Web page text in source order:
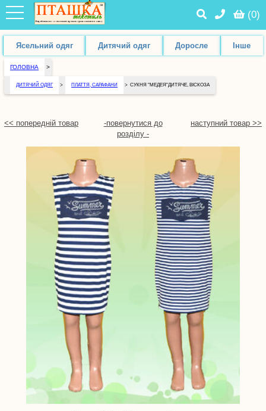
(0)
Ясельний одяг Дитячий одяг Доросле Інше
ГОЛОВНА >
ДИТЯЧИЙ ОДЯГ > ПЛАТТЯ, САРАФАНИ > СУКНЯ "МЕДЕЯ"ДИТЯЧЕ, ВІСКОЗА
<< попередній товар
-повернутися до
розділу -
наступний товар >>